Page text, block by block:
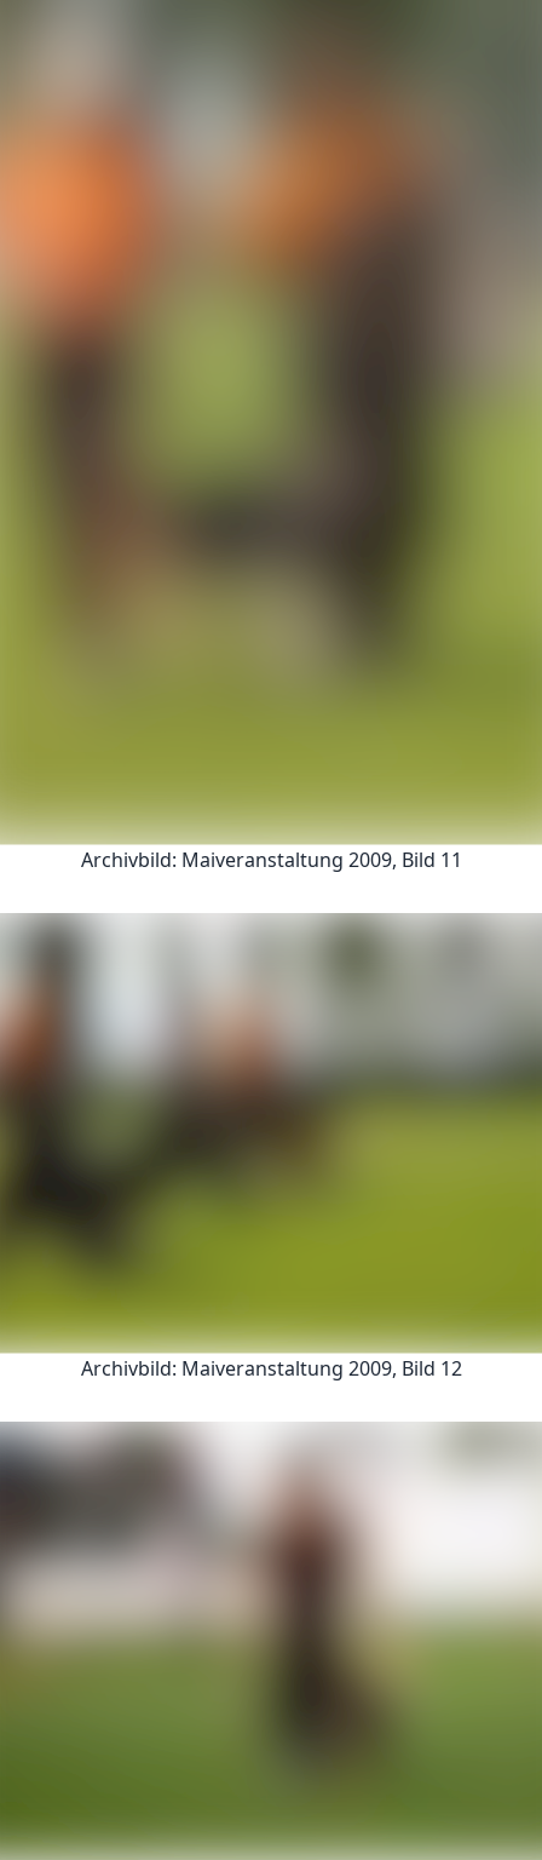
Archivbild: Maiveranstaltung 2009, Bild 11
Archivbild: Maiveranstaltung 2009, Bild 12